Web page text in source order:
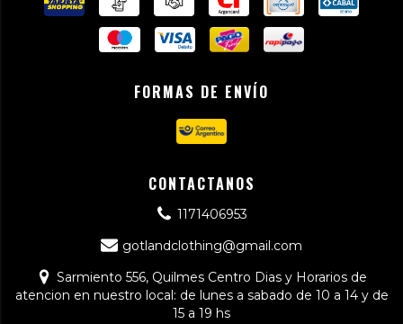
FORMAS DE ENVÍO
CONTACTANOS
1171406953
gotlandclothing@gmail.com
Sarmiento 556, Quilmes Centro Dias y Horarios de
atencion en nuestro local: de lunes a sabado de 10 a 14 y de
15 a 19 hs